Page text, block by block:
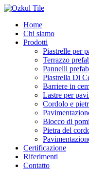
Home
Chi siamo
Prodotti
Piastrelle per
Terrazzo
Pannelli
Piastrella Di
Barriere in
Lastre per
Cordolo e
Blocco di
Pietra del
Certificazione
Riferimenti
Contatto